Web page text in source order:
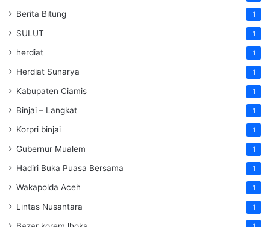
Berita Bitung 1
SULUT 1
herdiat 1
Herdiat Sunarya 1
Kabupaten Ciamis 1
Binjai – Langkat 1
Korpri binjai 1
Gubernur Mualem 1
Hadiri Buka Puasa Bersama 1
Wakapolda Aceh 1
Lintas Nusantara 1